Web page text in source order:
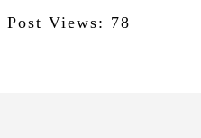
Post Views: 78